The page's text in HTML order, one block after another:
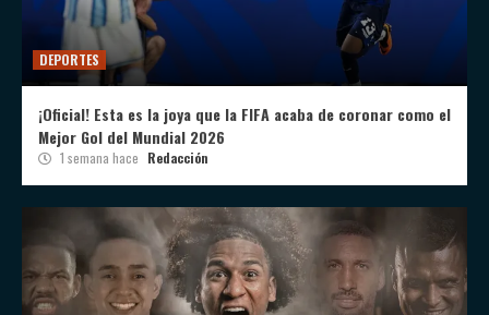
DEPORTES
¡Oficial! Esta es la joya que la FIFA acaba de coronar como el
Mejor Gol del Mundial 2026
1 semana hace Redacción